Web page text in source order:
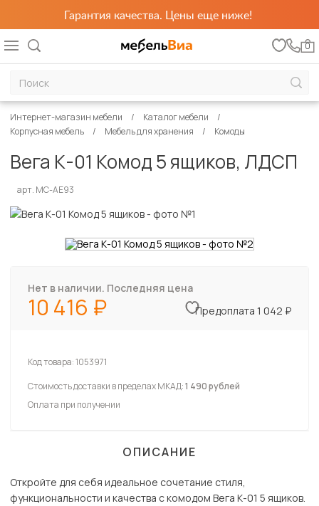
Гарантия качества. Цены еще ниже!
0
Интернет-магазин мебели
Каталог мебели
Корпусная мебель
Мебель для хранения Комоды
Вега К-01 Комод 5 ящиков, ЛДСП
арт. МС-АЕ93
Нет в наличии. Последняя цена
10 416 Предоплата 1 042 ₽
Код товара:1053971
Стоимость доставки в пределах МКАД:1 490 рублей
Оплата при получении
ОПИСАНИЕ
Откройте для себя идеальное сочетание стиля,
функциональности и качества с комодом Вега К-01 5 ящиков.